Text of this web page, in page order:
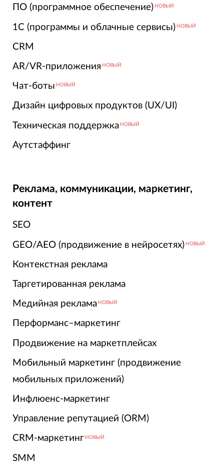
ПО (программное обеспечение) НОВЫЙ
1С (программы и облачные сервисы) НОВЫЙ
CRM
AR/VR-приложения НОВЫЙ
Чат-боты НОВЫЙ
Дизайн цифровых продуктов (UX/UI)
Техническая поддержка НОВЫЙ
Аутстаффинг
Реклама, коммуникации, маркетинг,
контент
SEO
GEO/AEO (продвижение в нейросетях) НОВЫЙ
Контекстная реклама
Таргетированная реклама
Медийная реклама НОВЫЙ
Перформанс–маркетинг
Продвижение на маркетплейсах
Мобильный маркетинг (продвижение
мобильных приложений)
Инфлюенс-маркетинг
Управление репутацией (ORM)
CRM-маркетинг НОВЫЙ
SMM